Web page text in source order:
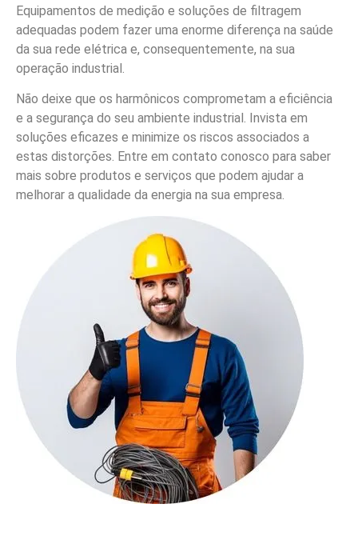
Equipamentos de medição e soluções de filtragem
adequadas podem fazer uma enorme diferença na saúde
da sua rede elétrica e, consequentemente, na sua
operação industrial.
Não deixe que os harmônicos comprometam a eficiência
e a segurança do seu ambiente industrial. Invista em
soluções eficazes e minimize os riscos associados a
estas distorções. Entre em contato conosco para saber
mais sobre produtos e serviços que podem ajudar a
melhorar a qualidade da energia na sua empresa.